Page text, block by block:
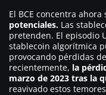
El BCE concentra
potenciales. Las
pretenden. El episodio
stablecoin algorítmica
provocando pérdidas
recientemente, la
marzo de 2023 tras la
reavivado estos